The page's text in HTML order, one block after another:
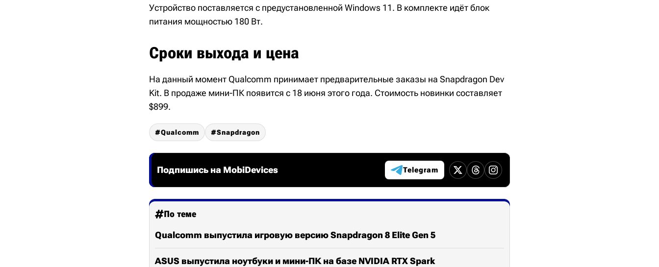
Устройство поставляется с предустановленной Windows 11. В комплекте идёт блок
питания мощностью 180 Вт.
Сроки выхода и цена
На данный момент Qualcomm принимает предварительные заказы на Snapdragon Dev
Kit. В продаже мини-ПК появится с 18 июня этого года. Стоимость новинки составляет
$899.
Qualcomm Snapdragon
Подпишись на MobiDevices Telegram
По теме
Qualcomm выпустила игровую версию Snapdragon 8 Elite Gen 5
ASUS выпустила ноутбуки и мини-ПК на базе NVIDIA RTX Spark